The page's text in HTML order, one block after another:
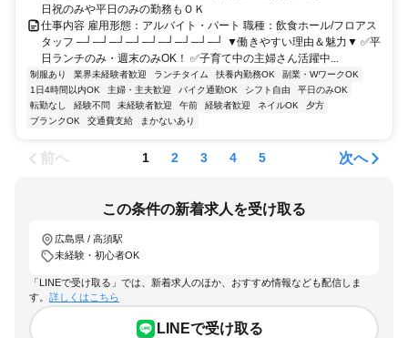
日祝のみや平日のみの勤務もＯＫ
仕事内容 雇用形態：アルバイト・パート 職種：飲食ホール/フロアス
タッフ ─┘─┘─┘─┘─┘─┘─┘─┘─┘ ▼働きやすい理由＆魅力▼ ✅平
日ランチのみ・週末のみOK！ ✅子育て中の主婦さん活躍中...
制服あり 業界未経験者歓迎 ランチタイム 扶養内勤務OK
副業・WワークOK
1日4時間以内OK
主婦・主夫歓迎 バイク通勤OK シフト自由
平日のみOK
転勤なし
経験不問 未経験者歓迎 午前 経験者歓迎 ネイルOK
夕方
ブランクOK
交通費支給 まかないあり
前へ 1 2 3 4 5 次へ
この条件の新着求人を受け取る
広島県 / 高須駅
未経験・初心者OK
「LINEで受け取る」では、新着求人のほか、おすすめ情報なども配信しま
す。 詳しくはこちら
LINEで受け取る